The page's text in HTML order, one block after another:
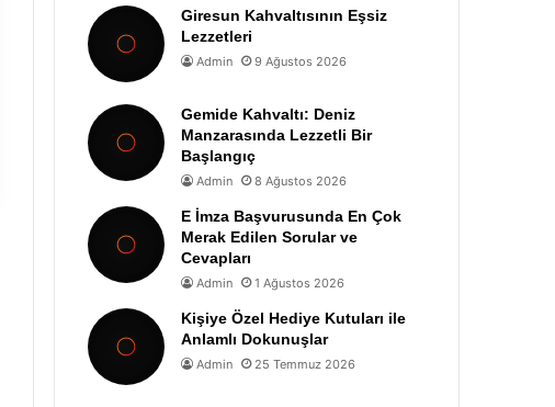
Giresun Kahvaltısının Eşsiz
Lezzetleri
Admin 9 Ağustos 2026
Gemide Kahvaltı: Deniz
Manzarasında Lezzetli Bir
Başlangıç
Admin 8 Ağustos 2026
E İmza Başvurusunda En Çok
Merak Edilen Sorular ve
Cevapları
Admin 1 Ağustos 2026
Kişiye Özel Hediye Kutuları ile
Anlamlı Dokunuşlar
Admin 25 Temmuz 2026